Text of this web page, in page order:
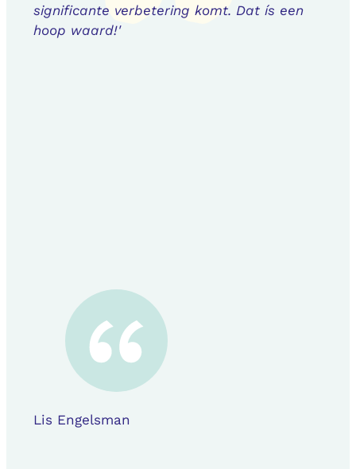
significante verbetering komt. Dat ís een
hoop waard!'
Lis Engelsman